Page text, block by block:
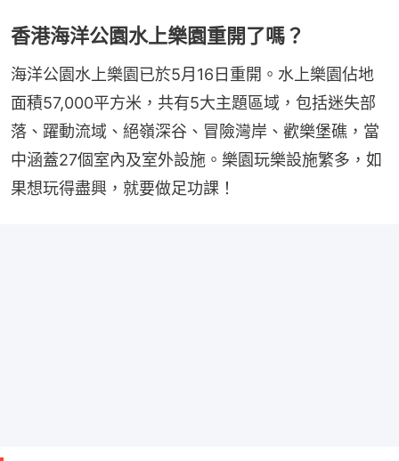
香港海洋公園水上樂園重開了嗎？
海洋公園水上樂園已於5月16日重開。水上樂園佔地
面積57,000平方米，共有5大主題區域，包括迷失部
落、躍動流域、絕嶺深谷、冒險灣岸、歡樂堡礁，當
中涵蓋27個室內及室外設施。樂園玩樂設施繁多，如
果想玩得盡興，就要做足功課！